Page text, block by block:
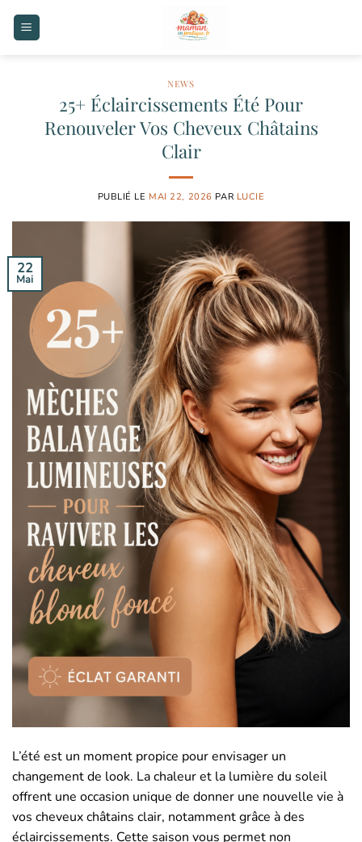
NEWS
25+ Éclaircissements Été Pour
Renouveler Vos Cheveux Châtains
Clair
PUBLIÉ LE MAI 22, 2026 PAR LUCIE
22
Mai
L’été est un moment propice pour envisager un
changement de look. La chaleur et la lumière du soleil
offrent une occasion unique de donner une nouvelle vie à
vos cheveux châtains clair, notamment grâce à des
éclaircissements. Cette saison vous permet non